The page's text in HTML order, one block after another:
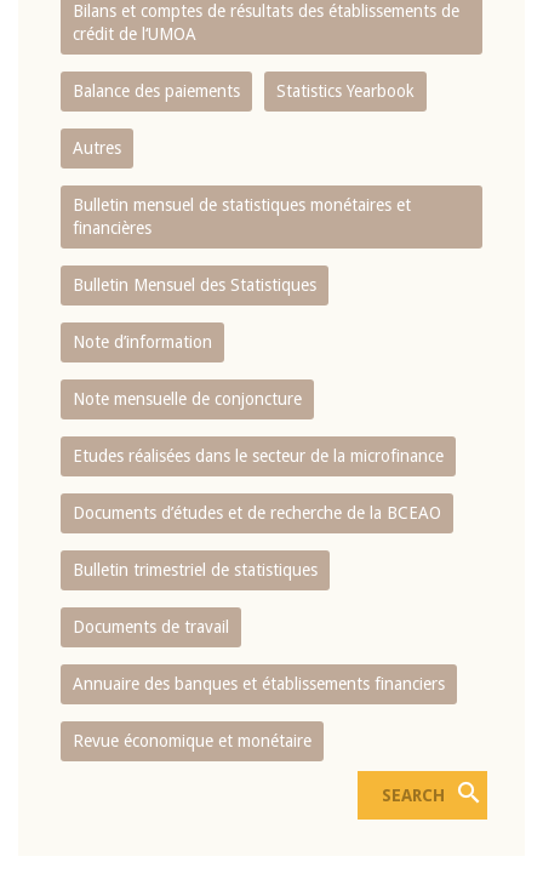
Bilans et comptes de résultats des établissements de
crédit de l‘UMOA
Balance des paiements Statistics Yearbook
Autres
Bulletin mensuel de statistiques monétaires et
financières
Bulletin Mensuel des Statistiques
Note d’information
Note mensuelle de conjoncture
Etudes réalisées dans le secteur de la microfinance
Documents d’études et de recherche de la BCEAO
Bulletin trimestriel de statistiques
Documents de travail
Annuaire des banques et établissements financiers
Revue économique et monétaire